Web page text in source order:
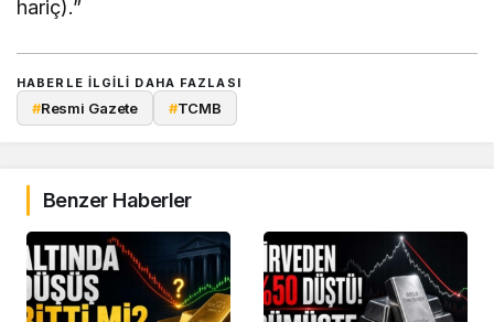
hariç).”
HABERLE ILGILI DAHA FAZLASI
#Resmi Gazete #TCMB
Benzer Haberler